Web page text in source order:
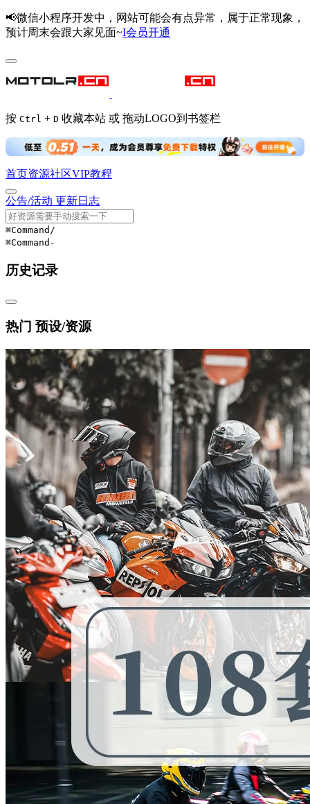
📢微信小程序开发中，网站可能会有点异常，属于正常现象，
预计周末会跟大家见面~I会员开通
按 Ctrl + D 收藏本站 或 拖动LOGO到书签栏
首页资源社区VIP教程
公告/活动 更新日志
⌘Command /
⌘Command -
历史记录
热门 预设/资源